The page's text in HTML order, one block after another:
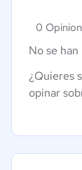
0
No se
¿Quieres
opinar